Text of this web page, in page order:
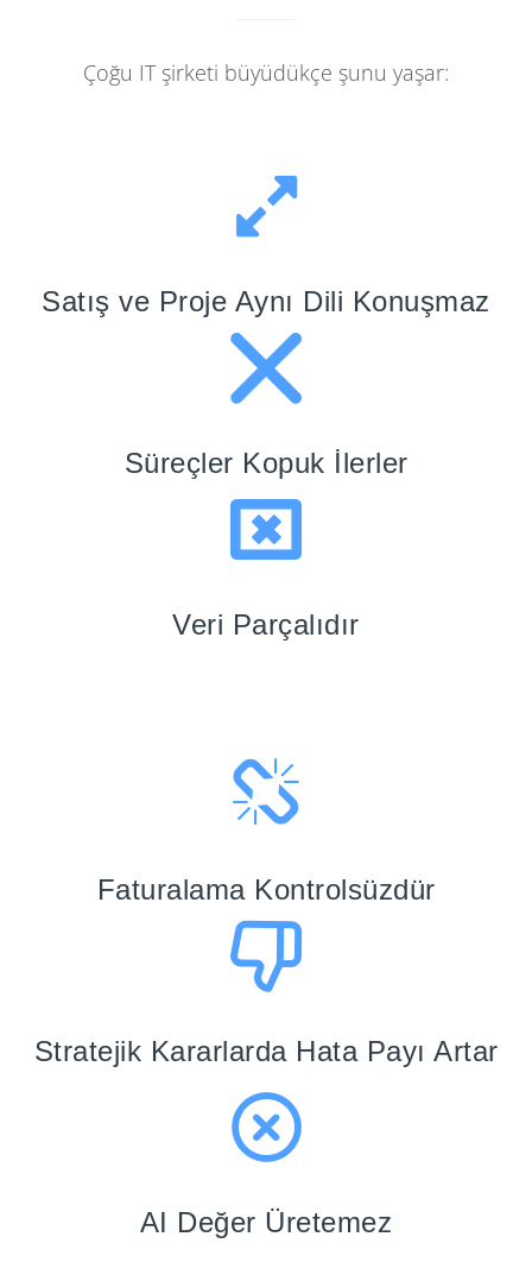
Çoğu IT şirketi büyüdükçe şunu yaşar:
Satış ve Proje Aynı Dili Konuşmaz
Süreçler Kopuk İlerler
Veri Parçalıdır
Faturalama Kontrolsüzdür
Stratejik Kararlarda Hata Payı Artar
AI Değer Üretemez